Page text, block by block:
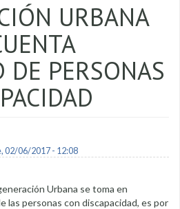
URBANA
PERSONAS
02/06/2017 - 12:08
Urbana se toma en
las personas con discapacidad, es por